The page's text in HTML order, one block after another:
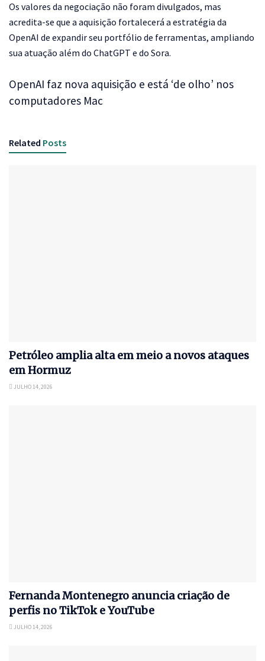
Os valores da negociação não foram divulgados, mas
acredita-se que a aquisição fortalecerá a estratégia da
OpenAI de expandir seu portfólio de ferramentas, ampliando
sua atuação além do ChatGPT e do Sora.
OpenAI faz nova aquisição e está ‘de olho’ nos
computadores Mac
Related Posts
Petróleo amplia alta em meio a novos ataques
em Hormuz
JULHO 14, 2026
Fernanda Montenegro anuncia criação de
perfis no TikTok e YouTube
JULHO 14, 2026